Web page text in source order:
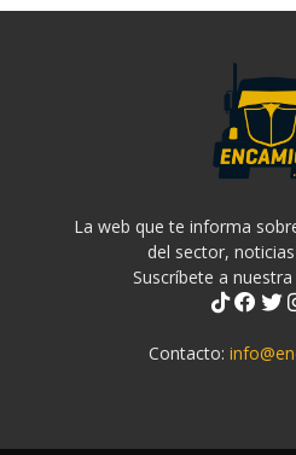
La web que te informa
del sector,
Suscríbete a nuestra
Contacto: